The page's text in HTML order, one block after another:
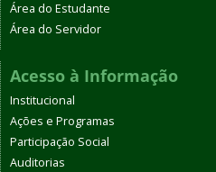
Área do Estudante
Área do Servidor
Acesso à Informação
Institucional
Ações e Programas
Participação Social
Auditorias